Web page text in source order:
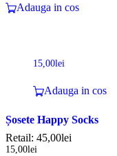
Adauga in cos
15,00lei
Adauga in cos
Șosete Happy Socks
Retail: 45,00lei
15,00lei